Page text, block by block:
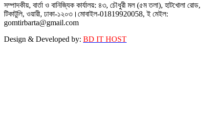
সম্পাদকীয়, বার্তা ও বানিজ্যিক কার্যালয়: ৪৩, চৌধুরী মল (৫ম তলা), হাটখোলা রোড,
টিকাটুলি, ওয়ারী, ঢাকা-১২০৩।মোবাইল-01819920058, ই মেইল:
gomtirbarta@gmail.com
Design & Developed by: BD IT HOST